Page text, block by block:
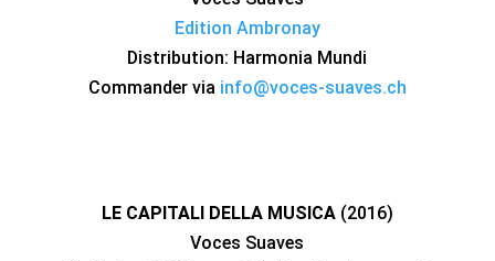
Edition Ambronay
Distribution: Harmonia Mundi
Commander via info@voces-suaves.ch
LE CAPITALI DELLA MUSICA (2016)
Voces Suaves